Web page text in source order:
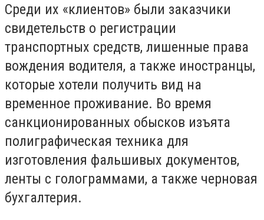
Среди их «клиентов» были заказчики
свидетельств о регистрации
транспортных средств, лишенные права
вождения водителя, а также иностранцы,
которые хотели получить вид на
временное проживание. Во время
санкционированных обысков изъята
полиграфическая техника для
изготовления фальшивых документов,
ленты с голограммами, а также черновая
бухгалтерия.